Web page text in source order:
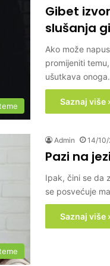
Gibet
slušanja
Ako može
promijeniti
ušutkava
Saznaj više
Admin 14/
Pazi na
Ipak, čini se da
se posvećuje
Saznaj više